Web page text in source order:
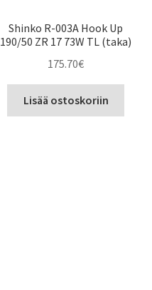
Shinko R-003A Hook Up
190/50 ZR 17 73W TL (taka)
175.70€
Lisää ostoskoriin